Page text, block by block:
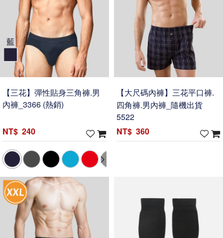
【三花】彈性貼身三角褲.男
內褲_3366 (熱銷)
240
【大尺碼內褲】三花平口褲.
四角褲.男內褲_隨機出貨
5522
360